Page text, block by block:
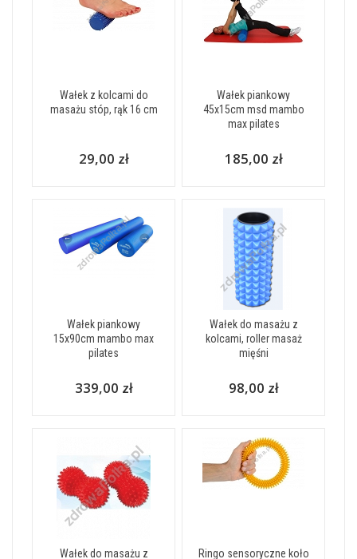
Wałek z kolcami do
masażu stóp, rąk 16 cm
29,00 zł
Wałek piankowy
45x15cm msd mambo
max pilates
185,00 zł
Wałek piankowy
15x90cm mambo max
pilates
339,00 zł
Wałek do masażu z
kolcami, roller masaż
mięśni
98,00 zł
Wałek do masażu z
Ringo sensoryczne koło